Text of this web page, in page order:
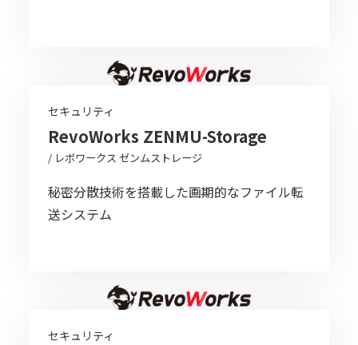
セキュリティ
RevoWorks ZENMU-Storage
/ レボワークス ゼンムストレージ
秘密分散技術を搭載した画期的なファイル転
送システム
セキュリティ